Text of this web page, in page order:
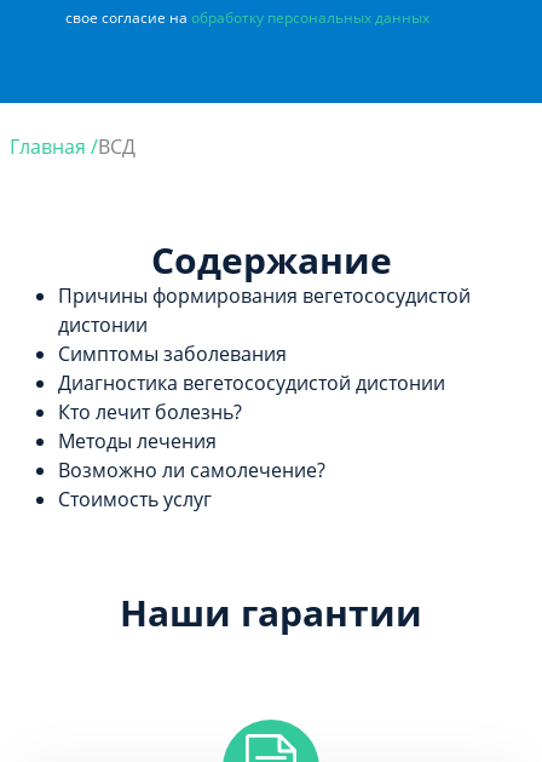
свое согласие на обработку персональных данных
Главная /ВСД
Содержание
Причины формирования вегетососудистой
дистонии
Симптомы заболевания
Диагностика вегетососудистой дистонии
Кто лечит болезнь?
Методы лечения
Возможно ли самолечение?
Стоимость услуг
Наши гарантии